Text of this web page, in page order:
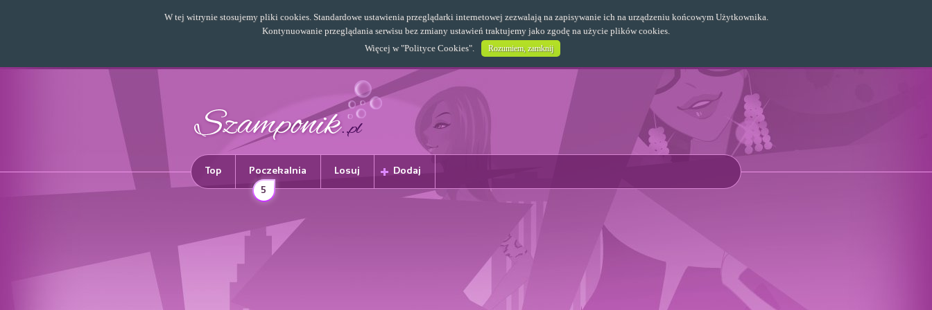
Top Poczekalnia
5
Losuj Dodaj
W tej witrynie stosujemy pliki cookies. Standardowe ustawienia przeglądarki internetowej zezwalają na zapisywanie ich na urządzeniu końcowym Użytkownika.
Kontynuowanie przeglądania serwisu bez zmiany ustawień traktujemy jako zgodę na użycie plików cookies.
Więcej w "Polityce Cookies". Rozumiem, zamknij